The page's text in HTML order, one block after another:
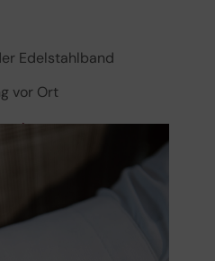
•
Edelstahlband
vor Ort